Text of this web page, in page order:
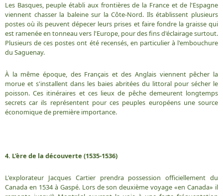
Les Basques, peuple établi aux frontières de la France et de l'Espagne
viennent chasser la baleine sur la Côte-Nord. Ils établissent plusieurs
postes où ils peuvent dépecer leurs prises et faire fondre la graisse qui
est ramenée en tonneau vers l'Europe, pour des fins d'éclairage surtout.
Plusieurs de ces postes ont été recensés, en particulier à l'embouchure
du Saguenay.
À la même époque, des Français et des Anglais viennent pêcher la
morue et s'installent dans les baies abritées du littoral pour sécher le
poisson. Ces itinéraires et ces lieux de pêche demeurent longtemps
secrets car ils représentent pour ces peuples européens une source
économique de première importance.
4. L'ère de la découverte (1535-1536)
L'explorateur Jacques Cartier prendra possession officiellement du
Canada en 1534 à Gaspé. Lors de son deuxième voyage «en Canada» il